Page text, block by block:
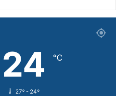
24 ℃
27º - 24º